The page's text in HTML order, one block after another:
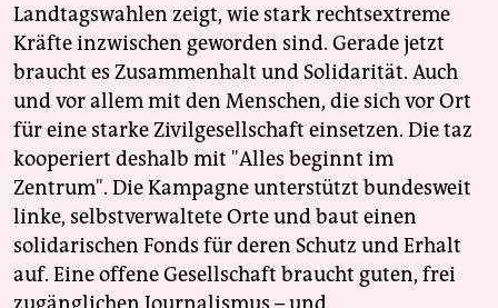
Landtagswahlen zeigt, wie stark rechtsextreme
Kräfte inzwischen geworden sind. Gerade jetzt
braucht es Zusammenhalt und Solidarität. Auch
und vor allem mit den Menschen, die sich vor Ort
für eine starke Zivilgesellschaft einsetzen. Die taz
kooperiert deshalb mit "Alles beginnt im
Zentrum". Die Kampagne unterstützt bundesweit
linke, selbstverwaltete Orte und baut einen
solidarischen Fonds für deren Schutz und Erhalt
auf. Eine offene Gesellschaft braucht guten, frei